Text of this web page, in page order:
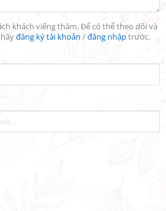
khách viếng thăm. Để có thể theo dõi và
đăng ký tài khoản /đăng nhậptrước.